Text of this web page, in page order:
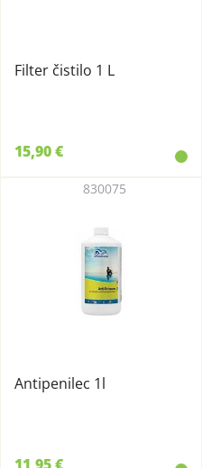
Filter čistilo 1 L
15,90 €
Antipenilec 1l
830075